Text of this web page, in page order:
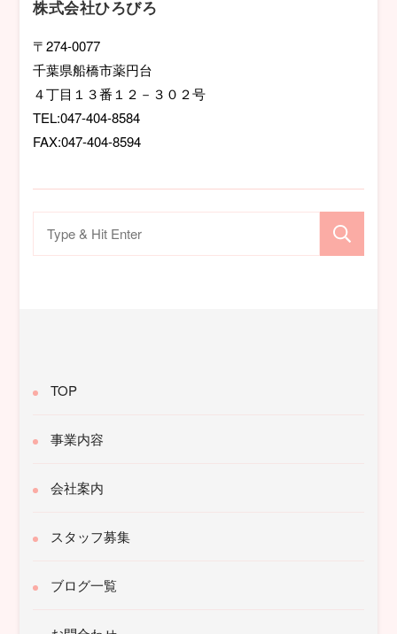
ョ
ン
株式会社ひろびろ
〒274-0077
千葉県船橋市薬円台
４丁目１３番１２－３０２号
TEL:047-404-8584
FAX:047-404-8594
TOP
事業内容
会社案内
スタッフ募集
ブログ一覧